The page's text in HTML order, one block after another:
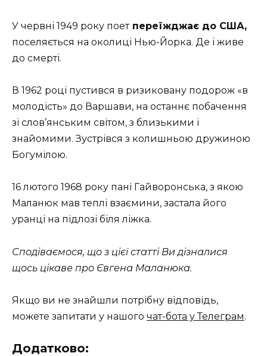
У червні 1949 року поетпереїжджає до США,
поселяється на околиці Нью-Йорка. Де і живе
до смерті.
В 1962 році пустився в ризиковану подорож «в
молодість» до Варшави, на останнє побачення
зі слов’янським світом, з близькими і
знайомими. Зустрівся з колишньою дружиною
Богумілою.
16 лютого 1968 року пані Гайворонська, з якою
Маланюк мав теплі взаємини, застала його
уранці на підлозі біля ліжка.
Сподіваємося, що з цієї статті Ви дізналися
щось цікаве про Євгена Маланюка.
Якщо ви не знайшли потрібну відповідь,
можете запитати у нашого чат-бота у Телеграм.
Додатково: